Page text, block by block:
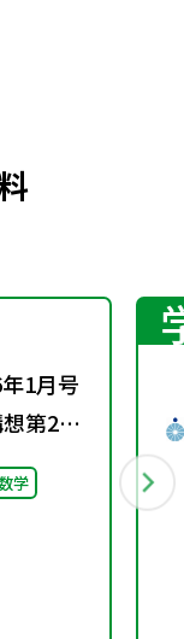
1月号
第2期
学